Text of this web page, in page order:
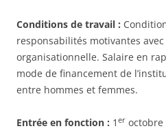
Conditions de travail :
responsabilités motivantes
organisationnelle. Salaire en
mode de financement de
entre hommes et femmes.
Entrée en fonction : 1 er octobre